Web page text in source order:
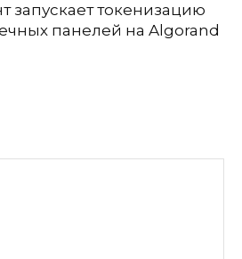
запускает токенизацию
панелей на Algorand